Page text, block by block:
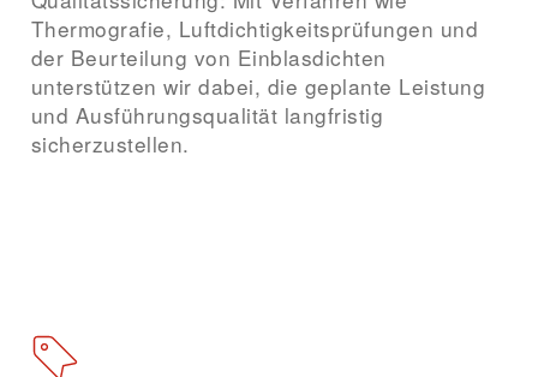
Thermografie, Luftdichtigkeitsprüfungen und
der Beurteilung von Einblasdichten
unterstützen wir dabei, die geplante Leistung
und Ausführungsqualität langfristig
sicherzustellen.